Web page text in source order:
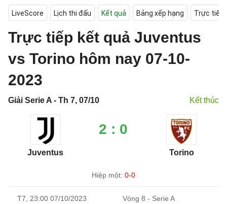
LiveScore Lịch thi đấu Kết quả Bảng xếp hạng Trực tiếp
Trực tiếp kết quả Juventus
vs Torino hôm nay 07-10-
2023
Giải Serie A - Th 7, 07/10 Kết thúc
Juventus
2 : 0
Torino
Hiệp một: 0-0
T7, 23:00 07/10/2023
Vòng 8 - Serie A